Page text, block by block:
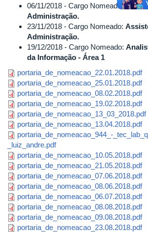
06/11/2018 - Cargo Nomeado:
Administração.
23/11/2018 - Cargo Nomeado:
Administração.
19/12/2018 - Cargo Nomeado:
da Informação - Área 1
portaria_de_nomeacao_22.01.2018.pdf
portaria_de_nomeacao_25.01.2018.pdf
portaria_de_nomeacao_08.02.2018.pdf
portaria_de_nomeacao_19.02.2018.pdf
portaria_de_nomeacao_13_03_2018.pdf
portaria_de_nomeacao_13.04.2018.pdf
portaria_de_nomeacao_944_-
_luiz_andre.pdf
portaria_de_nomeacao_10.05.2018.pdf
portaria_de_nomeacao_21.05.2018.pdf
portaria_de_nomeacao_07.06.2018.pdf
portaria_de_nomeacao_08.06.2018.pdf
portaria_de_nomeacao_06.07.2018.pdf
portaria_de_nomeacao_08.08.2018.pdf
portaria_de_nomeacao_09.08.2018.pdf
portaria_de_nomeacao_23.08.2018.pdf